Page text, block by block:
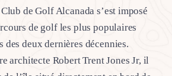
de Golf Alcanada s’est imposé
de golf les plus populaires
des deux dernières décennies.
architecte Robert Trent Jones Jr, il